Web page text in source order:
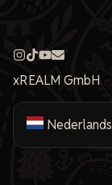
xREALM GmbH